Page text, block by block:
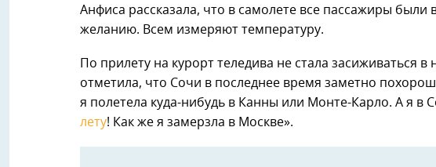
Анфиса рассказала, что в самолете все пассажиры были
желанию. Всем измеряют температуру.
По прилету на курорт теледива не стала засиживаться
отметила, что Сочи в последнее время заметно
я полетела куда-нибудь в Канны или Монте-Карло. А я в
лету! Как же я замерзла в Москве».